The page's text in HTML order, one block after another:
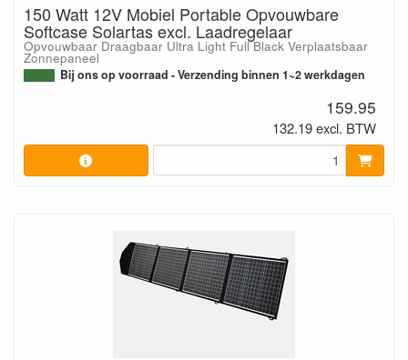
150 Watt 12V Mobiel Portable Opvouwbare
Softcase Solartas excl. Laadregelaar
Opvouwbaar Draagbaar Ultra Light Full Black Verplaatsbaar
Zonnepaneel
Bij ons op voorraad - Verzending binnen 1~2 werkdagen
159.95
132.19 excl. BTW